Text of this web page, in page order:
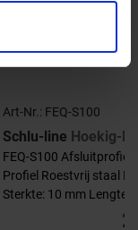
Art-Nr.: FEQ-S100
Schlu-line Hoekig-E
FEQ-S100 Afsluitprofiel
Profiel Roestvrij staal
Sterkte: 10 mm Lengte: